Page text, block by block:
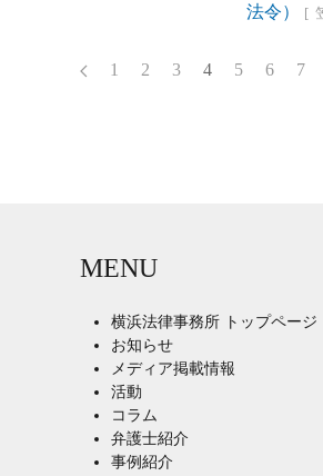
法令）
1 2 3 4 5 6 7
MENU
横浜法律事務所 トップページ
お知らせ
メディア掲載情報
活動
コラム
弁護士紹介
事例紹介